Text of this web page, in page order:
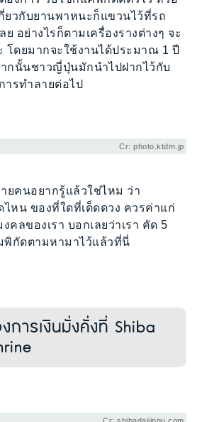
กี่ยวกับยานพาหนะก็แขวนไว้ที่รถ
อย่างไรก็ตามเครื่องรางต่างๆ จะ
โดยมากจะใช้งานได้ประมาณ 1 ปี
ากนั้นชาวญี่ปุ่นมักนำไปฝากไว้กับ
ารทำลายต่อไป
Cr: photo.ktdm.jp
ยคนอยากรู้แล้วใช่ไหม ว่า
หน ของที่ใดที่เด็ดดวง ควรค่าแก่
คลของเรา บอกเลยว่าเรา คัด 5
พิกัดตามหามาไว้แล้วที่นี่
การเงินมั่งคั่งที่ Shiba